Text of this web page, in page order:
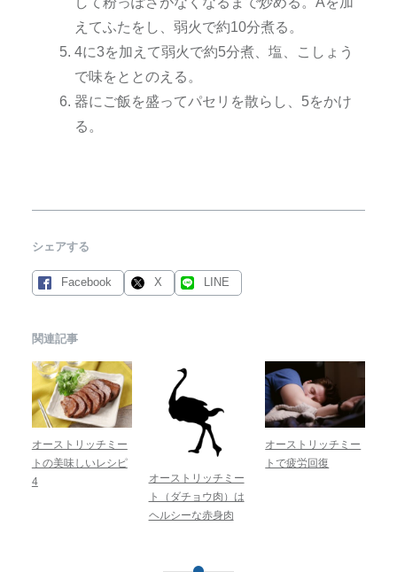
えてふたをし、弱火で約10分煮る。
4に3を加えて弱火で約5分煮、塩、こしょう
で味をととのえる。
器にご飯を盛ってパセリを散らし、5をかけ
る。
シェアする
Facebook X LINE
関連記事
オーストリッチミー
トの美味しいレシピ
4
オーストリッチミー
ト（ダチョウ肉）は
ヘルシーな赤身肉
オーストリッチミー
トで疲労回復